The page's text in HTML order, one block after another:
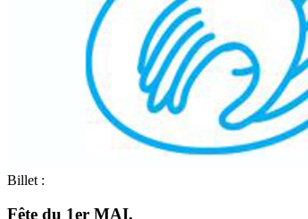
Billet :
Fête du 1er MAI.